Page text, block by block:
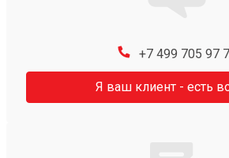
+7 499 705 97
Я ваш клиент - есть